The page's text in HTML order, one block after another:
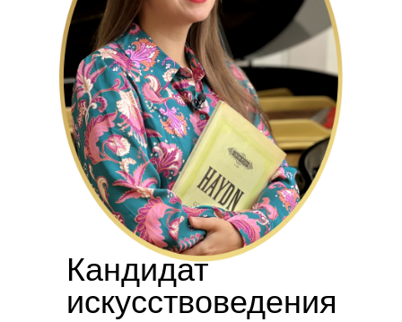
Кандидат
искусствоведения